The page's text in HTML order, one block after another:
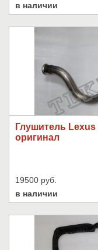
в наличии
Глушитель
оригинал
19500 руб.
в наличии